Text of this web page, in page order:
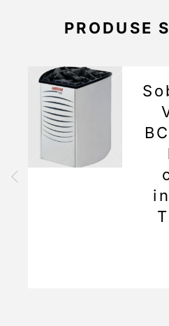
PRODUSE